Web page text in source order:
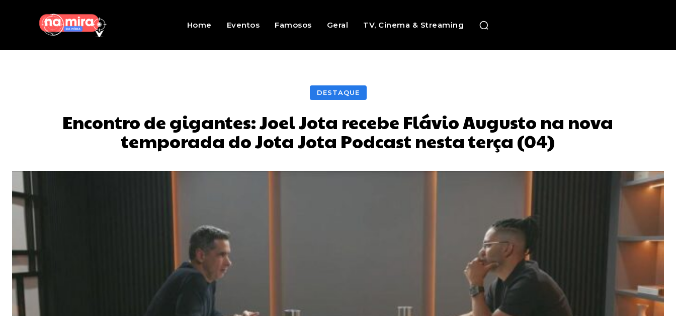
Home Eventos Famosos Geral TV, Cinema & Streaming
DESTAQUE
Encontro de gigantes: Joel Jota recebe Flávio Augusto na nova
temporada do Jota Jota Podcast nesta terça (04)